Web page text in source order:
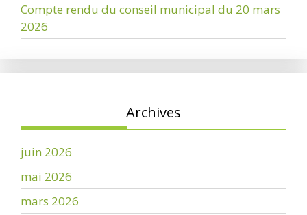
Compte rendu du conseil municipal du 20 mars
2026
Archives
juin 2026
mai 2026
mars 2026